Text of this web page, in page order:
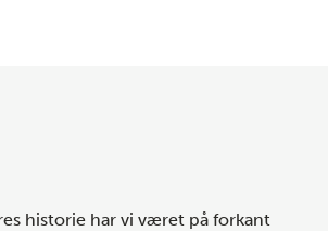
historie har vi været på forkant